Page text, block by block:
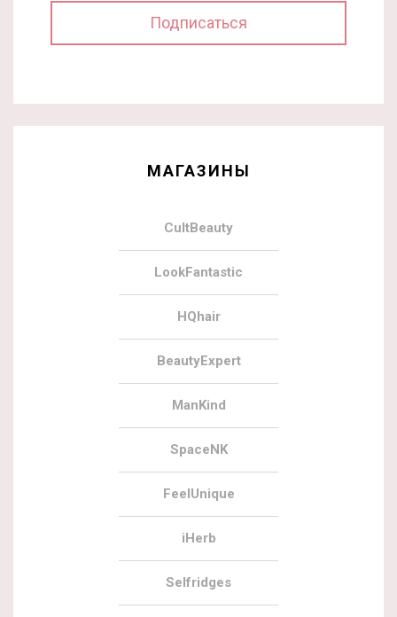
МАГАЗИНЫ
CultBeauty
LookFantastic
HQhair
BeautyExpert
ManKind
SpaceNK
FeelUnique
iHerb
Selfridges